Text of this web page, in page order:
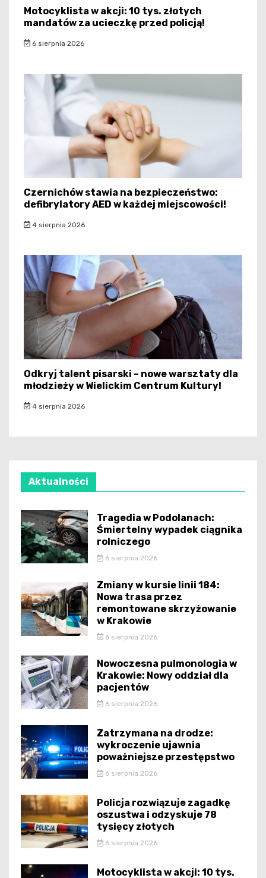
Motocyklista w akcji: 10 tys. złotych
mandatów za ucieczkę przed policją!
6 sierpnia 2026
Czernichów stawia na bezpieczeństwo:
defibrylatory AED w każdej miejscowości!
4 sierpnia 2026
Odkryj talent pisarski – nowe warsztaty dla
młodzieży w Wielickim Centrum Kultury!
4 sierpnia 2026
Aktualności
Tragedia w Podolanach:
Śmiertelny wypadek ciągnika
rolniczego
6 sierpnia 2026
Zmiany w kursie linii 184:
Nowa trasa przez
remontowane skrzyżowanie
w Krakowie
6 sierpnia 2026
Nowoczesna pulmonologia w
Krakowie: Nowy oddział dla
pacjentów
6 sierpnia 2026
Zatrzymana na drodze:
wykroczenie ujawnia
poważniejsze przestępstwo
6 sierpnia 2026
Policja rozwiązuje zagadkę
oszustwa i odzyskuje 78
tysięcy złotych
6 sierpnia 2026
Motocyklista w akcji: 10 tys.